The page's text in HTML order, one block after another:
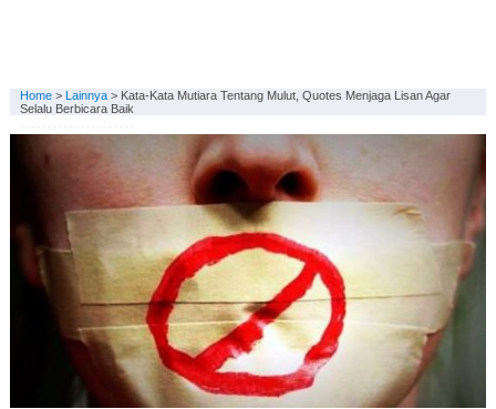
Home> Lainnya> Kata-Kata Mutiara Tentang Mulut, Quotes Menjaga Lisan Agar
Selalu Berbicara Baik